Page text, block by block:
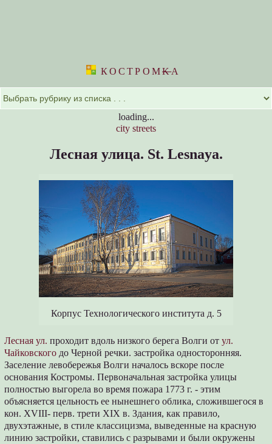
КОСТРОМKА
loading...
city streets
Лесная улица. St. Lesnaya.
Корпус Технологического института д. 5
Лесная ул. проходит вдоль низкого берега Волги отул.
Чайковского до Черной речки. застройка односторонняя.
Заселение левобережья Волги началось вскоре после
основания Костромы. Первоначальная застройка улицы
полностью выгорела во время пожара 1773 г. - этим
объясняется цельность ее нынешнего облика, сложившегося в
кон. XVIII- перв. трети XIX в. Здания, как правило,
двухэтажные, в стиле классицизма, выведенные на красную
линию застройки, ставились с разрывами и были окружены